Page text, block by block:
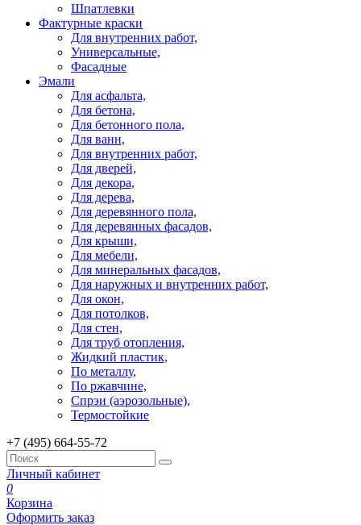
Шпатлевки
Фактурные краски
Для внутренних работ,
Универсальные,
Фасадные
Эмали
Для асфальта,
Для бетона,
Для бетонного пола,
Для ванн,
Для внутренних работ,
Для дверей,
Для декора,
Для дерева,
Для деревянного пола,
Для деревянных фасадов,
Для крыши,
Для мебели,
Для минеральных фасадов,
Для наружных и внутренних работ,
Для окон,
Для потолков,
Для стен,
Для труб отопления,
Жидкий пластик,
По металлу,
По ржавчине,
Спрэи (аэрозольные),
Термостойкие
+7 (495) 664-55-72
Личный кабинет
0
Корзина
Оформить заказ